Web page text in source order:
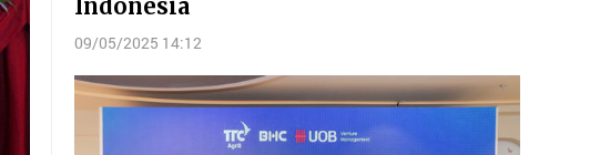
Indonesia
09/05/2025 14:12